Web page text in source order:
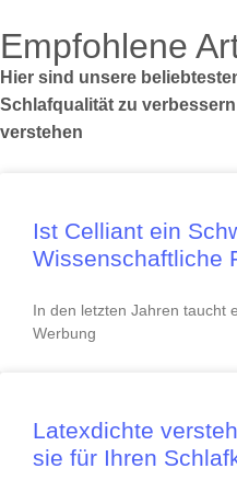
Empfohlene
Hier sind unsere
Schlafqualität zu
verstehen
Ist Celliant ein
Wissenschaftliche
In den letzten Jahren taucht
Werbung
Latexdichte
sie für Ihren